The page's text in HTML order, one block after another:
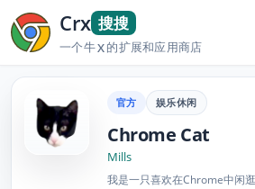
Crx 搜搜
一个牛X的扩展和应用商店
官方 娱乐休闲
Chrome Cat
Mills
我是一只喜欢在Chrome中闲